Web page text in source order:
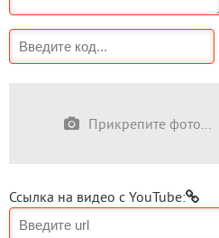
Прикрепите фото...
Ссылка на видео с YouTube: